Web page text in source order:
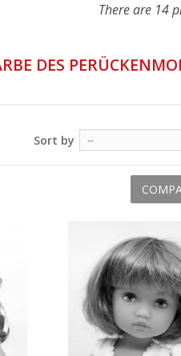
There are 14
DES
Sort by --